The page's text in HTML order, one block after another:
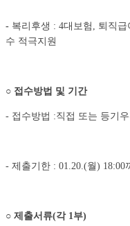
- 복리후생 : 4대보험, 퇴직
수 적극지원
○ 접수방법 및 기간
- 접수방법 :직접 또는 등기
- 제출기한 : 01.20.(월) 18:00
○ 제출서류(각 1부)